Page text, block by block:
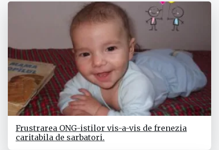
Frustrarea ONG-istilor vis-a-vis de frenezia
caritabila de sarbatori.